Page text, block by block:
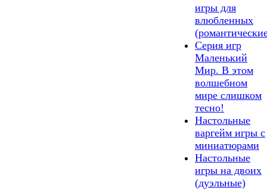
игры для
влюбленных
Серия игр
Маленький
Мир. В этом
волшебном
мире слишком
тесно!
Настольные
варгейм игры с
миниатюрами
Настольные
игры на двоих
(дуэльные)